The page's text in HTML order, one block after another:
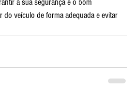
a sua segurança e o bom
veículo de forma adequada e evitar